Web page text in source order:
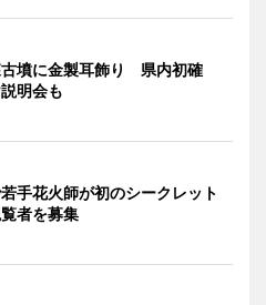
墳に金製耳飾り 県内初確
明会も
手花火師が初のシークレット
者を募集